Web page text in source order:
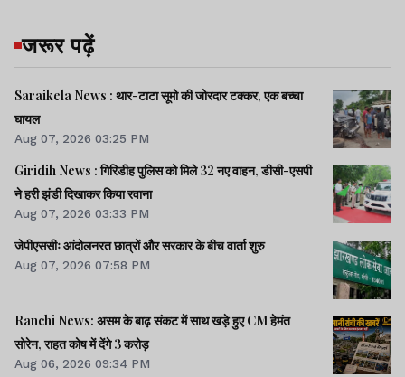
जरूर पढ़ें
Saraikela News : थार-टाटा सूमो की जोरदार टक्कर, एक बच्चा
घायल
Aug 07, 2026 03:25 PM
Giridih News : गिरिडीह पुलिस को मिले 32 नए वाहन, डीसी-एसपी
ने हरी झंडी दिखाकर किया रवाना
Aug 07, 2026 03:33 PM
जेपीएससीः आंदोलनरत छात्रों और सरकार के बीच वार्ता शुरु
Aug 07, 2026 07:58 PM
Ranchi News: असम के बाढ़ संकट में साथ खड़े हुए CM हेमंत
सोरेन, राहत कोष में देंगे 3 करोड़
Aug 06, 2026 09:34 PM